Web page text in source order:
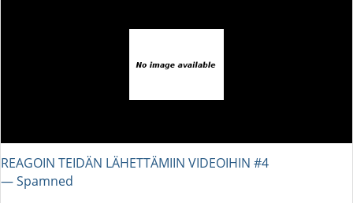
REAGOIN TEIDÄN LÄHETTÄMIIN VIDEOIHIN #4
― Spamned